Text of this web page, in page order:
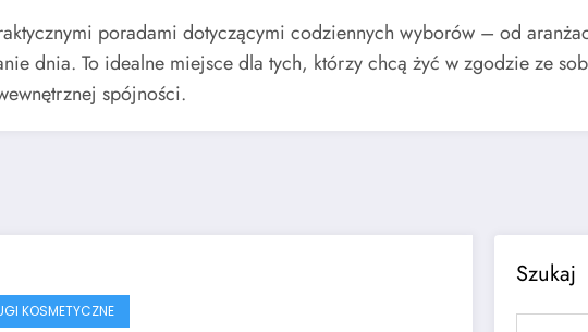
poradami dotyczącymi codziennych wyborów – od
dnia. To idealne miejsce dla tych, którzy chcą żyć w zgodzie ze
spójności.
KOSMETYCZNE
Szukaj